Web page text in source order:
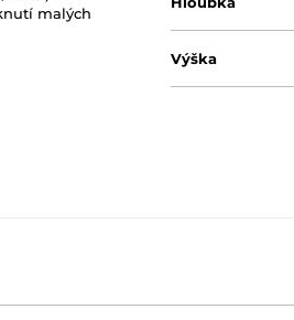
malých
Výška